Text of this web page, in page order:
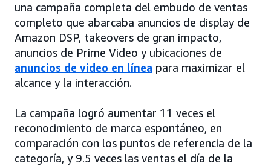
una campaña completa del embudo de ventas
completo que abarcaba anuncios de display de
Amazon DSP, takeovers de gran impacto,
anuncios de Prime Video y ubicaciones de
anuncios de video en línea para maximizar el
alcance y la interacción.
La campaña logró aumentar 11 veces el
reconocimiento de marca espontáneo, en
comparación con los puntos de referencia de la
categoría, y 9.5 veces las ventas el día de la